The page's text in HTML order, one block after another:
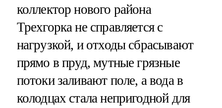
коллектор нового района
Трехгорка не справляется с
нагрузкой, и отходы сбрасывают
прямо в пруд, мутные грязные
потоки заливают поле, а вода в
колодцах стала непригодной для